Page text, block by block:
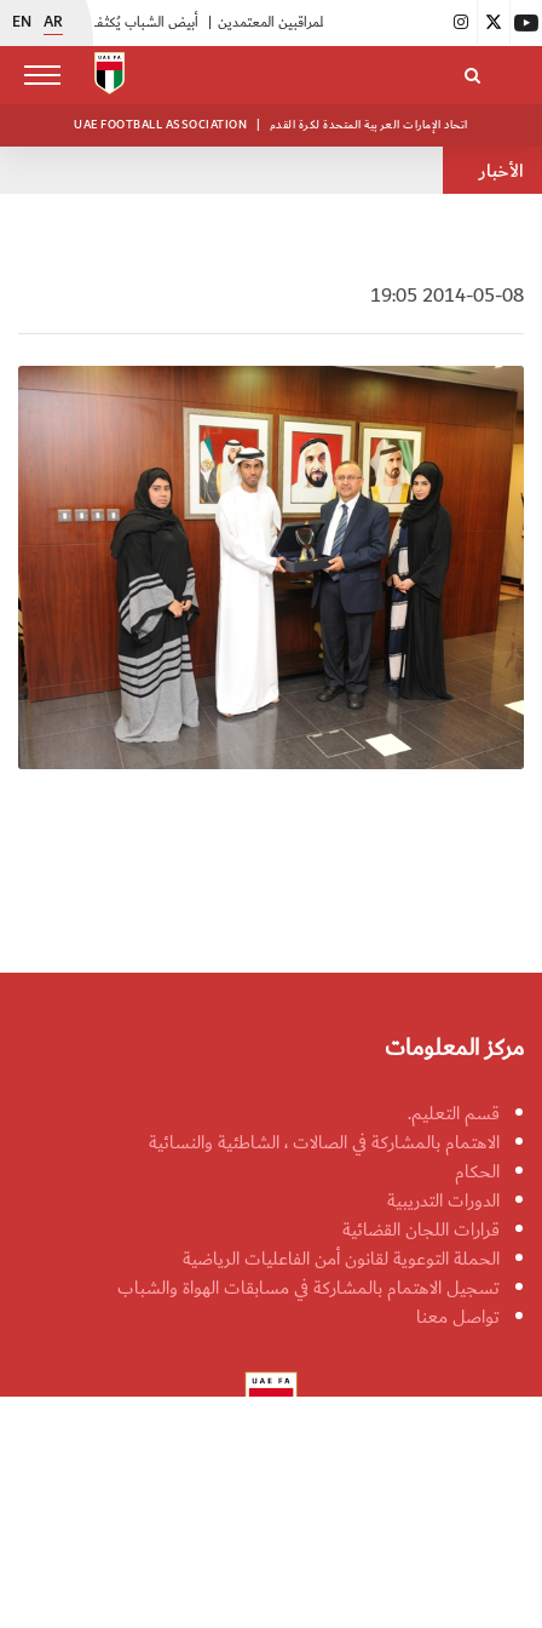
EN AR أبيض الشباب يُكثف استعداداته للتصفيات الآسيوية | اتحاد الكرة يُنظم ورشة عمل للمراقبين المعتمدين
UAE FOOTBALL ASSOCIATION | اتحاد الإمارات العربية المتحدة لكرة القدم
الأخبار
2014-05-08 19:05
مركز المعلومات
قسم التعليم.
الاهتمام بالمشاركة في الصالات ، الشاطئية والنسائية
الحكام
الدورات التدريبية
قرارات اللجان القضائية
الحملة التوعوية لقانون أمن الفاعليات الرياضية
تسجيل الاهتمام بالمشاركة في مسابقات الهواة والشباب
تواصل معنا